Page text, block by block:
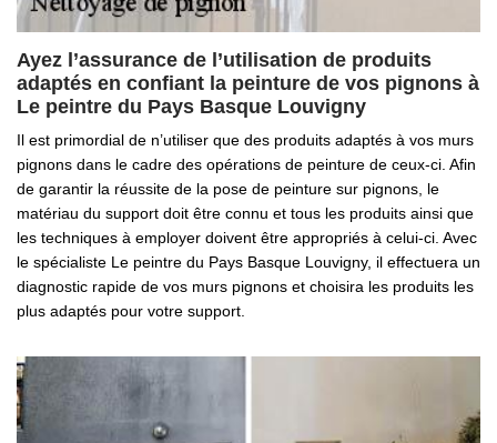
Ayez l’assurance de l’utilisation de produits
adaptés en confiant la peinture de vos pignons à
Le peintre du Pays Basque Louvigny
Il est primordial de n’utiliser que des produits adaptés à vos murs
pignons dans le cadre des opérations de peinture de ceux-ci. Afin
de garantir la réussite de la pose de peinture sur pignons, le
matériau du support doit être connu et tous les produits ainsi que
les techniques à employer doivent être appropriés à celui-ci. Avec
le spécialiste Le peintre du Pays Basque Louvigny, il effectuera un
diagnostic rapide de vos murs pignons et choisira les produits les
plus adaptés pour votre support.